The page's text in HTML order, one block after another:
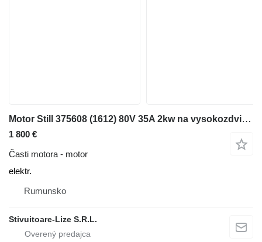
Motor Still 375608 (1612) 80V 35A 2kw na vysokozdvižného vozíka
1 800 €
Časti motora - motor
elektr.
Rumunsko
Stivuitoare-Lize S.R.L.